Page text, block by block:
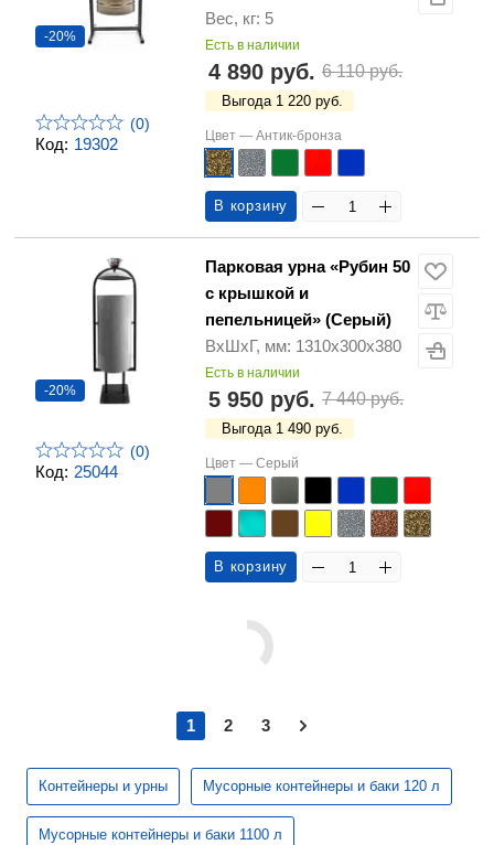
Код: 19302
-20%
(0)
Вес, кг: 5
Есть в наличии
4 890 руб. 6 110 руб.
Выгода 1 220 руб.
Цвет — Антик-бронза
В корзину
Код: 25044
-20%
(0)
Парковая урна «Рубин 50
с крышкой и
пепельницей» (Серый)
ВхШхГ, мм: 1310х300х380
Есть в наличии
5 950 руб. 7 440 руб.
Выгода 1 490 руб.
Цвет — Серый
В корзину
1 2 3
Контейнеры и урны Мусорные контейнеры и баки 120 л
Мусорные контейнеры и баки 1100 л